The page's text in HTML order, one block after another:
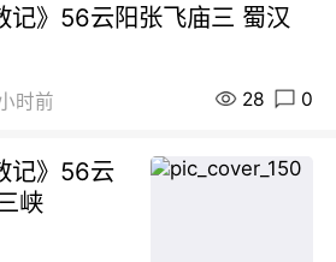
记》56云阳张飞庙三 蜀汉
时前 28 0
记》56云
峡